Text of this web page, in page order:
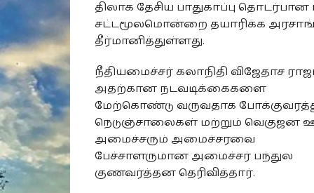
திலாக தேசிய பாதுகாப்பு தொடர்பான
சட்டமூலமொன்றை தயாரிக்க
தீர்மானித்துள்ளது.
நீதியமைச்சர் கலாநிதி விஜேதாச
அதற்கான நடவடிக்கைகளை
மேற்கொண்டு வருவதாக
நெடுஞ்சாலைகள் மற்றும் வெகுஜன
அமைச்சரும் அமைச்சரவை
பேச்சாளருமான அமைச்சர் பந்துல
குணவர்த்தன தெரிவித்தார்.